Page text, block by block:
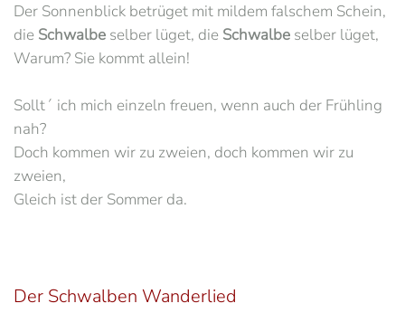
Der Sonnenblick betrüget mit mildem falschem Schein,
die Schwalbe selber lüget, die Schwalbe selber lüget,
Warum? Sie kommt allein!
Sollt´ ich mich einzeln freuen, wenn auch der Frühling
nah?
Doch kommen wir zu zweien, doch kommen wir zu
zweien,
Gleich ist der Sommer da.
Der Schwalben Wanderlied